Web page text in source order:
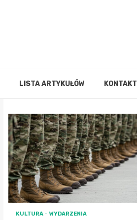
LISTA ARTYKUŁÓW KONTAKT
KULTURA WYDARZENIA